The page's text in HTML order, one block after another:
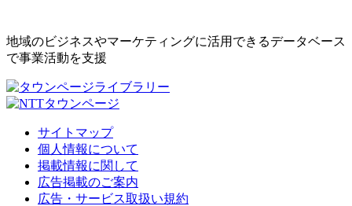
地域のビジネスやマーケティングに活用できるデータベース
で事業活動を支援
サイトマップ
個人情報について
掲載情報に関して
広告掲載のご案内
広告・サービス取扱い規約